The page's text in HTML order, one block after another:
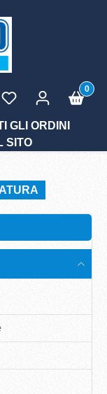
0
GLI ORDINI
SITO